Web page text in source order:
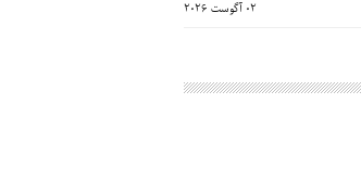
02 آگوست 2026